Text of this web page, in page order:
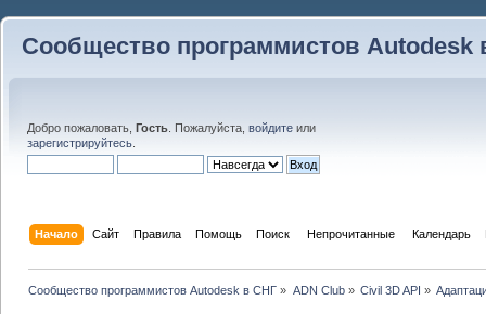
Сообщество программистов Autodesk
Добро пожаловать, Гость . Пожалуйста, войдите или
зарегистрируйтесь
Начало Сайт Правила Помощь Поиск Непрочитанные Календарь
Сообщество программистов Autodesk в СНГ » ADN Club» Civil 3D API »